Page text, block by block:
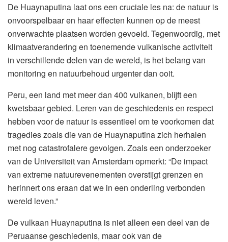
De Huaynaputina laat ons een cruciale les na: de natuur is
onvoorspelbaar en haar effecten kunnen op de meest
onverwachte plaatsen worden gevoeld. Tegenwoordig, met
klimaatverandering en toenemende vulkanische activiteit
in verschillende delen van de wereld, is het belang van
monitoring en natuurbehoud urgenter dan ooit.
Peru, een land met meer dan 400 vulkanen, blijft een
kwetsbaar gebied. Leren van de geschiedenis en respect
hebben voor de natuur is essentieel om te voorkomen dat
tragedies zoals die van de Huaynaputina zich herhalen
met nog catastrofalere gevolgen. Zoals een onderzoeker
van de Universiteit van Amsterdam opmerkt: “De impact
van extreme natuurevenementen overstijgt grenzen en
herinnert ons eraan dat we in een onderling verbonden
wereld leven.”
De vulkaan Huaynaputina is niet alleen een deel van de
Peruaanse geschiedenis, maar ook van de